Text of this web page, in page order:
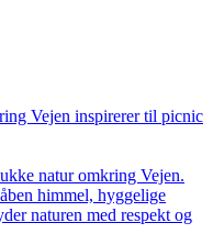
Vejen inspirerer til picnic
natur omkring Vejen.
himmel, hyggelige
naturen med respekt og